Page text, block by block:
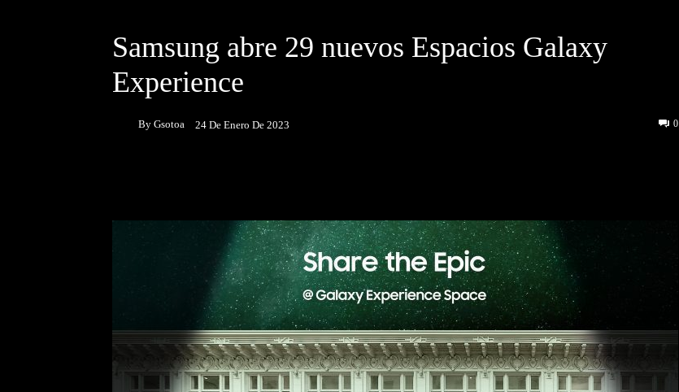
Samsung abre 29 nuevos Espacios Galaxy
Experience
By Gsotoa 24 De Enero De 2023 0